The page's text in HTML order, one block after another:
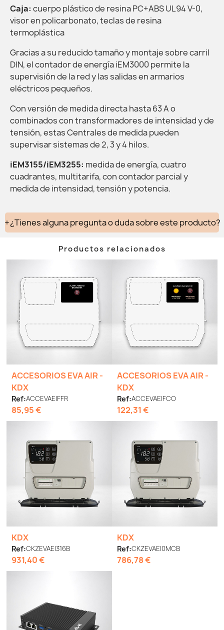
¿Tienes alguna pregunta o duda sobre este producto?
Caja: cuerpo plástico de resina PC+ABS UL94 V-0,
visor en policarbonato, teclas de resina
termoplástica
Gracias a su reducido tamaño y montaje sobre carril
DIN, el contador de energía iEM3000 permite la
supervisión de la red y las salidas en armarios
eléctricos pequeños.
Con versión de medida directa hasta 63 A o
combinados con transformadores de intensidad y de
tensión, estas Centrales de medida pueden
supervisar sistemas de 2, 3 y 4 hilos.
iEM3155/iEM3255: medida de energía, cuatro
cuadrantes, multitarifa, con contador parcial y
medida de intensidad, tensión y potencia.
Productos relacionados
ACCESORIOS EVA AIR -
KDX
Ref:ACCEVAEIFFR
85,95 €
ACCESORIOS EVA AIR -
KDX
Ref:ACCEVAEIFCO
122,31 €
KDX
Ref:CKZEVAEI316B
931,40 €
KDX
Ref:CKZEVAEI0MCB
786,78 €